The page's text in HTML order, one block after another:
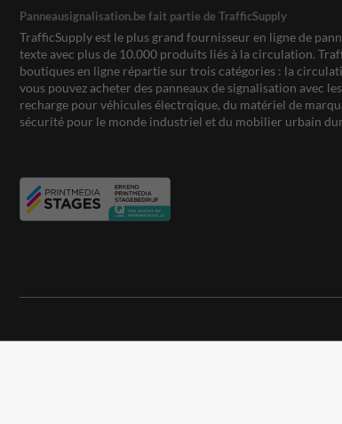
Panneausignalisation.be fait partie de TrafficSupply
TrafficSupply est le plus grand fournisseur en ligne de
texte avec plus de 10.000 produits liés à la circulation.
boutiques en ligne répartie sur trois catégories : la
vous pouvez acheter des panneaux de signalisation avec
recharge pour véhicules électrqique, du matériel de
sécurité pour le monde industriel et du mobilier urbain